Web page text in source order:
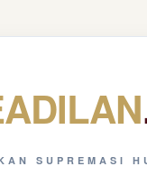
SUPREMASI